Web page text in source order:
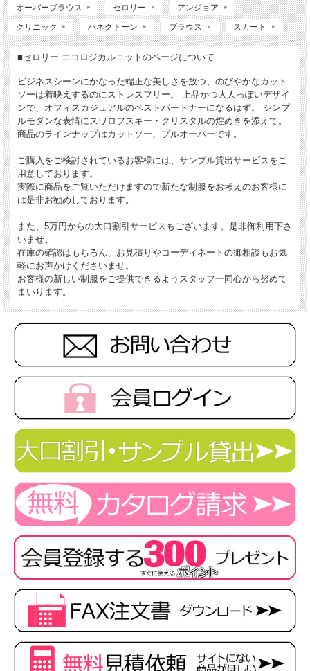
オーバーブラウス セロリー アンジョア
クリニック ハネクトーン ブラウス スカート
■セロリー エコロジカルニットのページについて
ビジネスシーンにかなった端正な美しさを放つ、のびやかなカット
ソーは着映えするのにストレスフリー。 上品かつ大人っぽいデザイ
ンで、オフィスカジュアルのベストパートナーになるはず。 シンプ
ルモダンな表情にスワロフスキー・クリスタルの煌めきを添えて。
商品のラインナップはカットソー、プルオーバーです。
ご購入をご検討されているお客様には、サンプル貸出サービスをご
用意しております。
実際に商品をご覧いただけますので新たな制服をお考えのお客様に
は是非お勧めしております。
また、5万円からの大口割引サービスもございます。是非御利用下さ
いませ。
在庫の確認はもちろん、お見積りやコーディネートの御相談もお気
軽にお声かけくださいませ。
お客様の新しい制服をご提供できるようスタッフ一同心から努めて
まいります。